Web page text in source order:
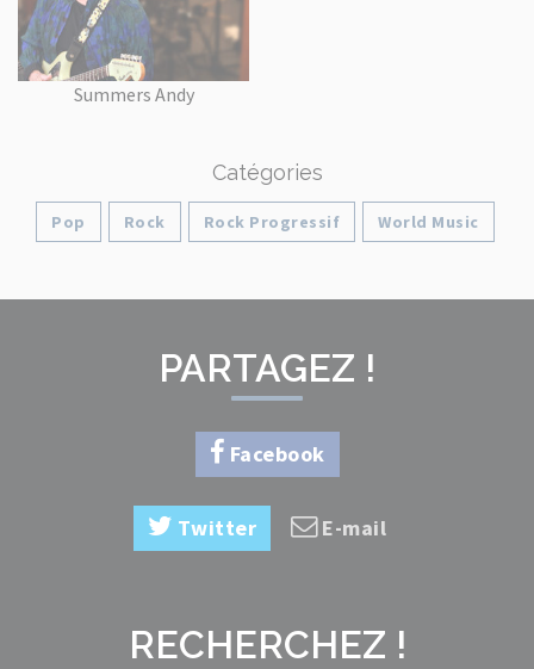
Summers Andy
Catégories
Pop Rock Rock Progressif World Music
PARTAGEZ !
Facebook
Twitter E-mail
RECHERCHEZ !